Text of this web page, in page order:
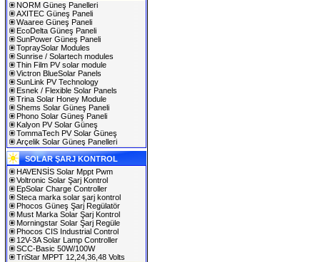
NORM Güneş Panelleri
AXITEC Güneş Paneli
Waaree Güneş Paneli
EcoDelta Güneş Paneli
SunPower Güneş Paneli
TopraySolar Modules
Sunrise / Solartech modules
Thin Film PV solar module
Victron BlueSolar Panels
SunLink PV Technology
Esnek / Flexible Solar Panels
Trina Solar Honey Module
Shems Solar Güneş Paneli
Phono Solar Güneş Paneli
Kalyon PV Solar Güneş
TommaTech PV Solar Güneş
Arçelik Solar Güneş Panelleri
SOLAR ŞARJ KONTROL
HAVENSİS Solar Mppt Pwm
Voltronic Solar Şarj Kontrol
EpSolar Charge Controller
Steca marka solar şarj kontrol
Phocos Güneş Şarj Regülatör
Must Marka Solar Şarj Kontrol
Morningstar Solar Şarj Regüle
Phocos CIS Industrial Control
12V-3A Solar Lamp Controller
SCC-Basic 50W/100W
TriStar MPPT 12,24,36,48 Volts